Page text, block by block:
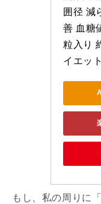
囲径 減
善 血糖
粒入り
イエット
もし、私の周りに